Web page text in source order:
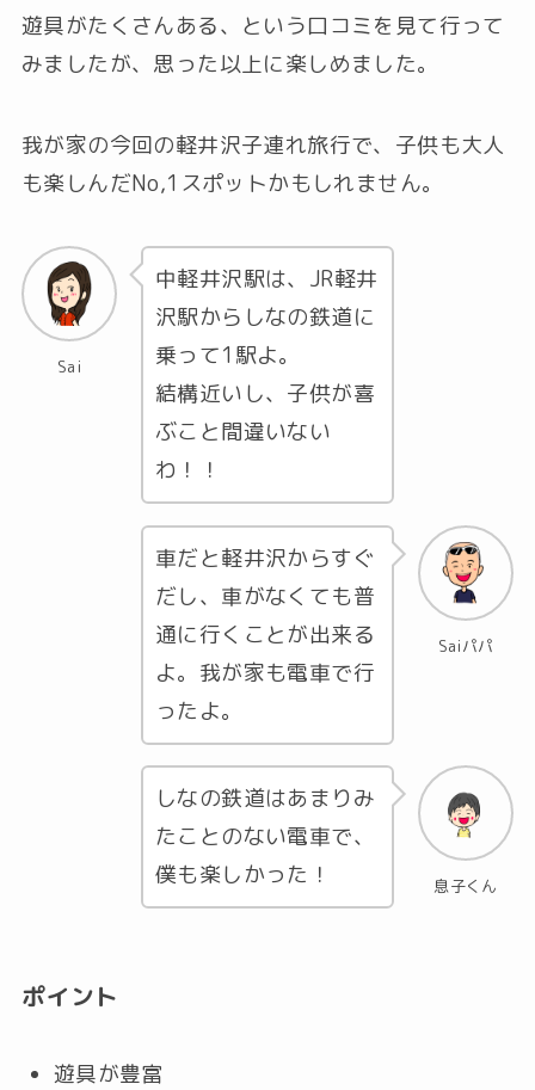
遊具がたくさんある、という口コミを見て行って
みましたが、思った以上に楽しめました。
我が家の今回の軽井沢子連れ旅行で、子供も大人
も楽しんだNo,1スポットかもしれません。
Sai
中軽井沢駅は、JR軽井
沢駅からしなの鉄道に
乗って1駅よ。
結構近いし、子供が喜
ぶこと間違いない
わ！！
Saiパパ
車だと軽井沢からすぐ
だし、車がなくても普
通に行くことが出来る
よ。我が家も電車で行
ったよ。
息子くん
しなの鉄道はあまりみ
たことのない電車で、
僕も楽しかった！
ポイント
遊具が豊富